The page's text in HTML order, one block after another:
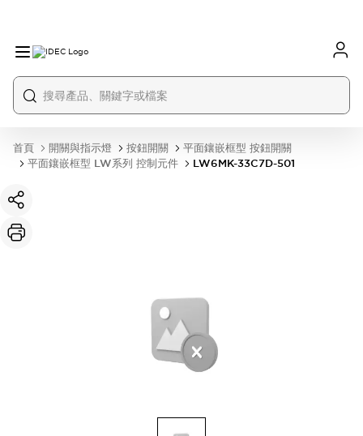
首頁 開關與指示燈 按鈕開關
平面鑲嵌框型 按鈕開關
平面鑲嵌框型 LW系列 控制元件
LW6MK-33C7D-501